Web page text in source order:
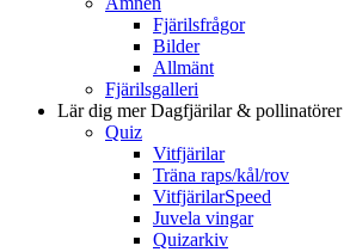
Fjärilsfrågor
Bilder
Allmänt
Fjärilsgalleri
Lär dig merDagfjärilar & pollinatörer
Quiz
Vitfjärilar
Träna raps/kål/rov
VitfjärilarSpeed
Juvela vingar
Quizarkiv